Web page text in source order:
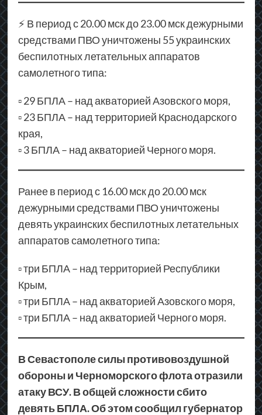
⚡️ В период с 20.00 мск до 23.00 мск дежурными
средствами ПВО уничтожены 55 украинских
беспилотных летательных аппаратов
самолетного типа:
▫️ 29 БПЛА – над акваторией Азовского моря,
▫️ 23 БПЛА – над территорией Краснодарского
края,
▫️ 3 БПЛА – над акваторией Черного моря.
Ранее в период с 16.00 мск до 20.00 мск
дежурными средствами ПВО уничтожены
девять украинских беспилотных летательных
аппаратов самолетного типа:
▫️ три БПЛА – над территорией Республики
Крым,
▫️ три БПЛА – над акваторией Азовского моря,
▫️ три БПЛА – над акваторией Черного моря.
В Севастополе силы противовоздушной
обороны и Черноморского флота отразили
атаку ВСУ. В общей сложности сбито
девять БПЛА. Об этом сообщил губернатор